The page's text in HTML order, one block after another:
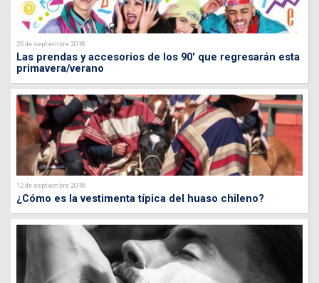
26 de septiembre 2018
Las prendas y accesorios de los 90' que regresarán esta
primavera/verano
12 de septiembre 2018
¿Cómo es la vestimenta típica del huaso chileno?